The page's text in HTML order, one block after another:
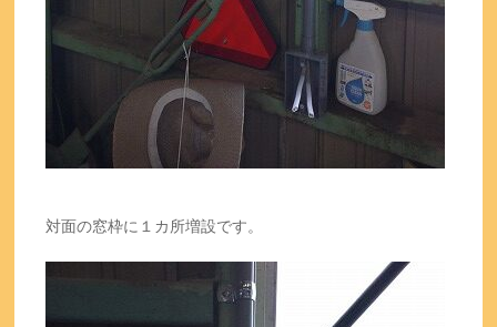
対面の窓枠に１カ所増設です。